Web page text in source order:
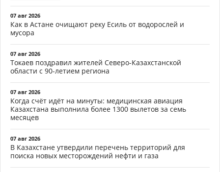
07 авг 2026
Как в Астане очищают реку Есиль от водорослей и
мусора
07 авг 2026
Токаев поздравил жителей Северо-Казахстанской
области с 90-летием региона
07 авг 2026
Когда счёт идёт на минуты: медицинская авиация
Казахстана выполнила более 1300 вылетов за семь
месяцев
07 авг 2026
В Казахстане утвердили перечень территорий для
поиска новых месторождений нефти и газа